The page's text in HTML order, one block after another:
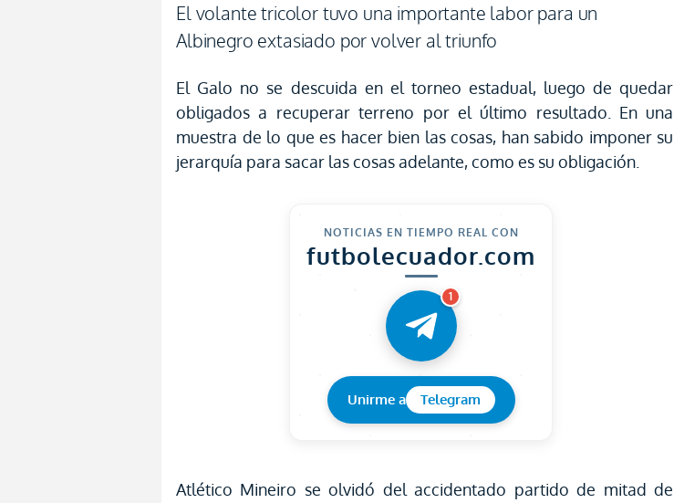
El volante tricolor tuvo una importante labor para un
Albinegro extasiado por volver al triunfo
El Galo no se descuida en el torneo estadual, luego de quedar
obligados a recuperar terreno por el último resultado. En una
muestra de lo que es hacer bien las cosas, han sabido imponer su
jerarquía para sacar las cosas adelante, como es su obligación.
NOTICIAS EN TIEMPO REAL CON
futbolecuador.com
1
Unirme a Telegram
Atlético Mineiro se olvidó del accidentado partido de mitad de